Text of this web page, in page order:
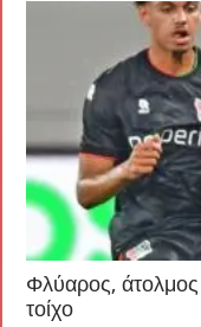
Φλύαρος,
τοίχο